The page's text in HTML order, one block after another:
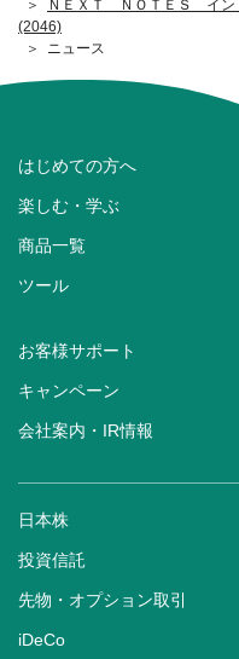
ＮＥＸＴ ＮＯＴＥＳ イン
(2046)
ニュース
はじめての方へ
楽しむ・学ぶ
商品一覧
ツール
お客様サポート
キャンペーン
会社案内・IR情報
日本株
投資信託
先物・オプション取引
iDeCo